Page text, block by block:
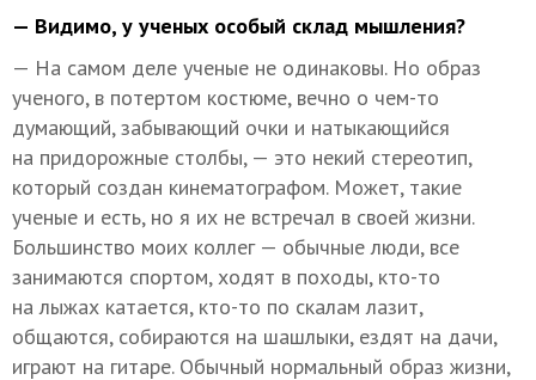
— Видимо, у ученых особый склад мышления?
— На самом деле ученые не одинаковы. Но образ
ученого, в потертом костюме, вечно о чем-то
думающий, забывающий очки и натыкающийся
на придорожные столбы, — это некий стереотип,
который создан кинематографом. Может, такие
ученые и есть, но я их не встречал в своей жизни.
Большинство моих коллег — обычные люди, все
занимаются спортом, ходят в походы, кто-то
на лыжах катается, кто-то по скалам лазит,
общаются, собираются на шашлыки, ездят на дачи,
играют на гитаре. Обычный нормальный образ жизни,